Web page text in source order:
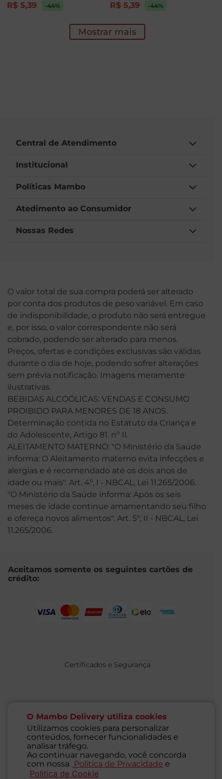
O Mambo Delivery utiliza cookies
Utilizamos cookies para personalizar
conteúdos, fornecer funcionalidades e
analisar tráfego.
Ao continuar navegando, você concorda
com nossa
Politica de Privacidade e
Politica de Cookie
R$ 5,39 -44% R$ 5,39 -44%
Mostrar mais
Central de Atendimento
Institucional
Políticas Mambo
Atedimento ao Consumidor
Nossas Redes
O valor total de sua compra poderá ser alterado
por conta dos produtos de peso variável. Em caso
de indisponibilidade, o produto não será entregue
e, por isso, o valor correspondente não será
cobrado, podendo ser alterado para menos.
Preços, ofertas e condições exclusivas são válidas
durante o dia de hoje, podendo sofrer alterações
sem prévia notificação. Imagens meramente
ilustrativas.
BEBIDAS ALCOÓLICAS: VENDAS E CONSUMO
PROIBIDO PARA MENORES DE 18 ANOS.
Determinação contida no Estatuto da Criança e
do Adolescente, Artigo 81. nº II.
ALEITAMENTO MATERNO: "O Ministério da Saúde
informa: O Aleitamento materno evita infecções e
alergias e é recomendado até os dois anos de
idade ou mais". Art. 4º, I - NBCAL, Lei 11.265/2006.
"O Ministério da Saúde informa: Após os seis
meses de idade continue amamentando seu filho
e ofereça novos alimentos". Art. 5º, II - NBCAL, Lei
11.265/2006.
Aceitamos somente os seguintes cartões de
crédito:
Certificados e Segurança
@ 2021 MAMBO - TODOS OS DIREITOS RESERVADOS
Supermercados Mambo Ltda.
CNPJ: 71.676.316/0001-46 - Inscrição Estadual: 116.827.781.117
Endereço: Rua Guaipá, 255 - Vila Leopoldina - São Paulo - SP -